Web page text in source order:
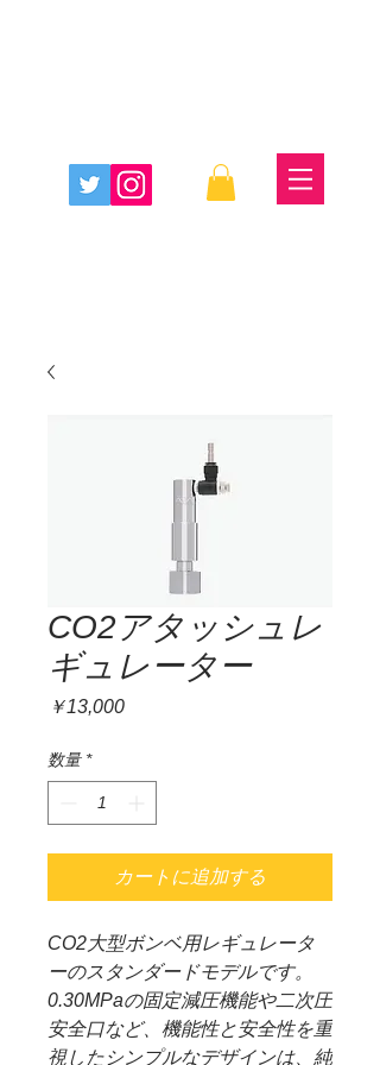
CO2アタッシュレ
ギュレーター
￥13,000価
数量 *
カートに追加する
CO2大型ボンベ用レギュレータ
ーのスタンダードモデルです。
0.30MPaの固定減圧機能や二次圧
安全口など、機能性と安全性を重
視したシンプルなデザインは、純